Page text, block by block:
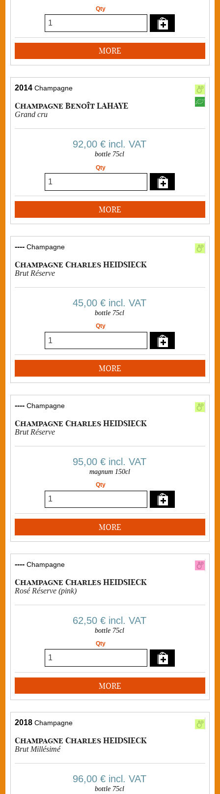
Qty
MORE
2014 Champagne
Champagne Benoît LAHAYE
Grand cru
92,00 € incl. VAT
bottle 75cl
Qty
MORE
---- Champagne
Champagne Charles HEIDSIECK
Brut Réserve
45,00 € incl. VAT
bottle 75cl
Qty
MORE
---- Champagne
Champagne Charles HEIDSIECK
Brut Réserve
95,00 € incl. VAT
magnum 150cl
Qty
MORE
---- Champagne
Champagne Charles HEIDSIECK
Rosé Réserve (pink)
62,50 € incl. VAT
bottle 75cl
Qty
MORE
2018 Champagne
Champagne Charles HEIDSIECK
Brut Millésimé
96,00 € incl. VAT
bottle 75cl